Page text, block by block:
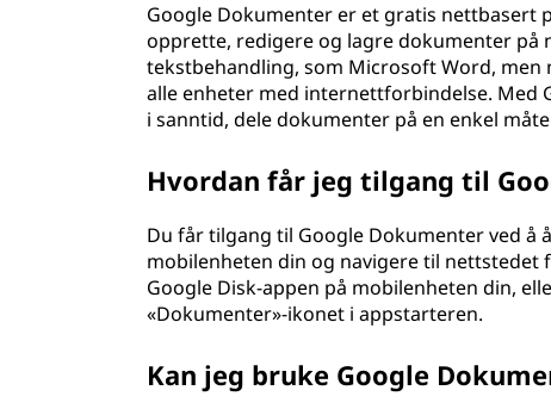
Google Dokumenter er et gratis nettbasert
opprette, redigere og lagre dokumenter
tekstbehandling, som Microsoft Word,
alle enheter med internettforbindelse. Med
i sanntid, dele dokumenter på en enkel
Hvordan får jeg tilgang til
Du får tilgang til Google Dokumenter ved å
mobilenheten din og navigere til nettstedet
Google Disk-appen på mobilenheten din,
«Dokumenter»-ikonet i appstarteren.
Kan jeg bruke Google